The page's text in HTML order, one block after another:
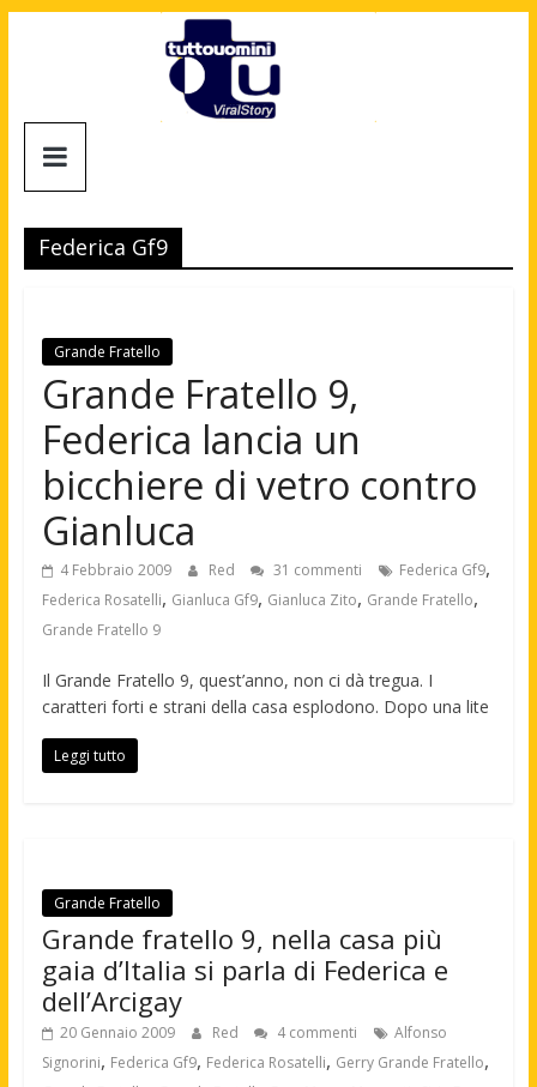
Tuttouomini
Tv,
Cinema,
news
moda
maschile
Federica Gf9
Grande Fratello
Grande Fratello 9,
Federica lancia un
bicchiere di vetro contro
Gianluca
4 Febbraio 2009 Red 31 commenti Federica Gf9,
Federica Rosatelli, Gianluca Gf9, Gianluca Zito, Grande Fratello,
Grande Fratello 9
Il Grande Fratello 9, quest’anno, non ci dà tregua. I
caratteri forti e strani della casa esplodono. Dopo una lite
Leggi tutto
Grande Fratello
Grande fratello 9, nella casa più
gaia d’Italia si parla di Federica e
dell’Arcigay
20 Gennaio 2009 Red 4 commenti
Alfonso
Signorini, Federica Gf9, Federica Rosatelli, Gerry Grande Fratello,